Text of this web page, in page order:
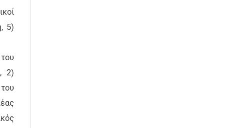
5)
2)